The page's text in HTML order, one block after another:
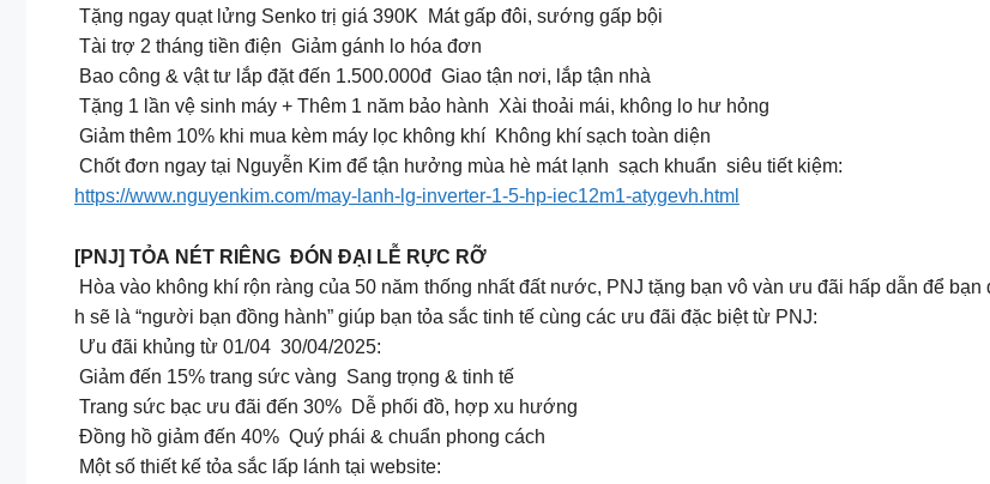
Tặng ngay quạt lửng Senko trị giá 390K Mát gấp đôi, sướng gấp bội
Tài trợ 2 tháng tiền điện Giảm gánh lo hóa đơn
Bao công & vật tư lắp đặt đến 1.500.000đ Giao tận nơi, lắp tận nhà
Tặng 1 lần vệ sinh máy + Thêm 1 năm bảo hành Xài thoải mái, không lo hư hỏng
️ Giảm thêm 10% khi mua kèm máy lọc không khí Không khí sạch toàn diện
Chốt đơn ngay tại Nguyễn Kim để tận hưởng mùa hè mát lạnh sạch khuẩn siêu tiết kiệm:
https://www.nguyenkim.com/may-lanh-lg-inverter-1-5-hp-iec12m1-atygevh.html
[PNJ] TỎA NÉT RIÊNG ĐÓN ĐẠI LỄ RỰC RỠ
Hòa vào không khí rộn ràng của 50 năm thống nhất đất nước, PNJ tặng bạn vô vàn ưu đãi hấp dẫn để
h sẽ là “người bạn đồng hành” giúp bạn tỏa sắc tinh tế cùng các ưu đãi đặc biệt từ PNJ:
Ưu đãi khủng từ 01/04 30/04/2025:
Giảm đến 15% trang sức vàng Sang trọng & tinh tế
Trang sức bạc ưu đãi đến 30% Dễ phối đồ, hợp xu hướng
Đồng hồ giảm đến 40% Quý phái & chuẩn phong cách
Một số thiết kế tỏa sắc lấp lánh tại website: